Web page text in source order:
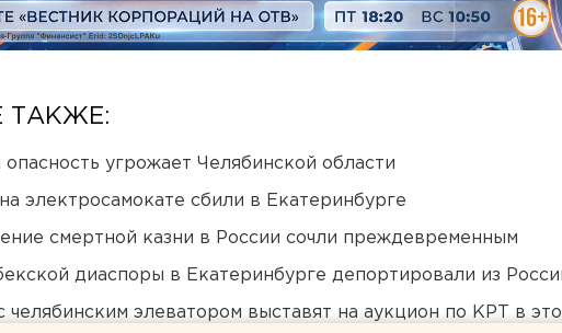
ТАКЖЕ:
опасность угрожает Челябинской области
электросамокате сбили в Екатеринбурге
смертной казни в России сочли преждевременным
диаспоры в Екатеринбурге депортировали из
челябинским элеватором выставят на аукцион по КРТ в